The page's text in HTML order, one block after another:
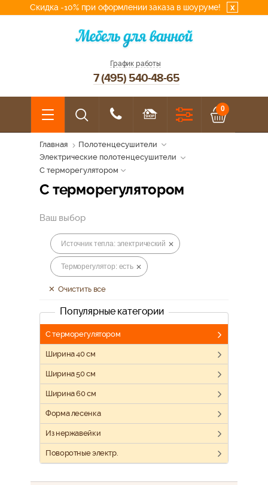
Скидка -10% при оформлении заказа в шоуруме! x
График работы
7 (495) 540-48-65
0
Главная
Полотенцесушители
Электрические полотенцесушители
С терморегулятором
С терморегулятором
Ваш выбор
Источник тепла: электрический
Терморегулятор: есть
Очистить все
Популярные категории
С терморегулятором
Ширина 40 см
Ширина 50 см
Ширина 60 см
Форма лесенка
Из нержавейки
Поворотные электр.